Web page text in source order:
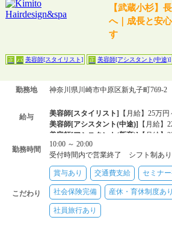
【武蔵小杉】
へ｜成長と安
す
正 パ 美容師[スタイリスト] 正 美容師[アシスタント(中途)]
勤務地 神奈川県川崎市中原区新丸子町769-
給与 美容師[スタイリスト]
【月給】25万
美容師[アシスタント(中途)]
【月給】
美容師[アシスタント(新卒)] 【月給】
美容師[スタイリスト]
勤務時間
10:00 ～ 20:00
受付時間内で営業終了 シフト制あり
こだわり
賞与あり 交通費支給 セミナ
社会保険完備 産休・育休制度あり
社員旅行あり